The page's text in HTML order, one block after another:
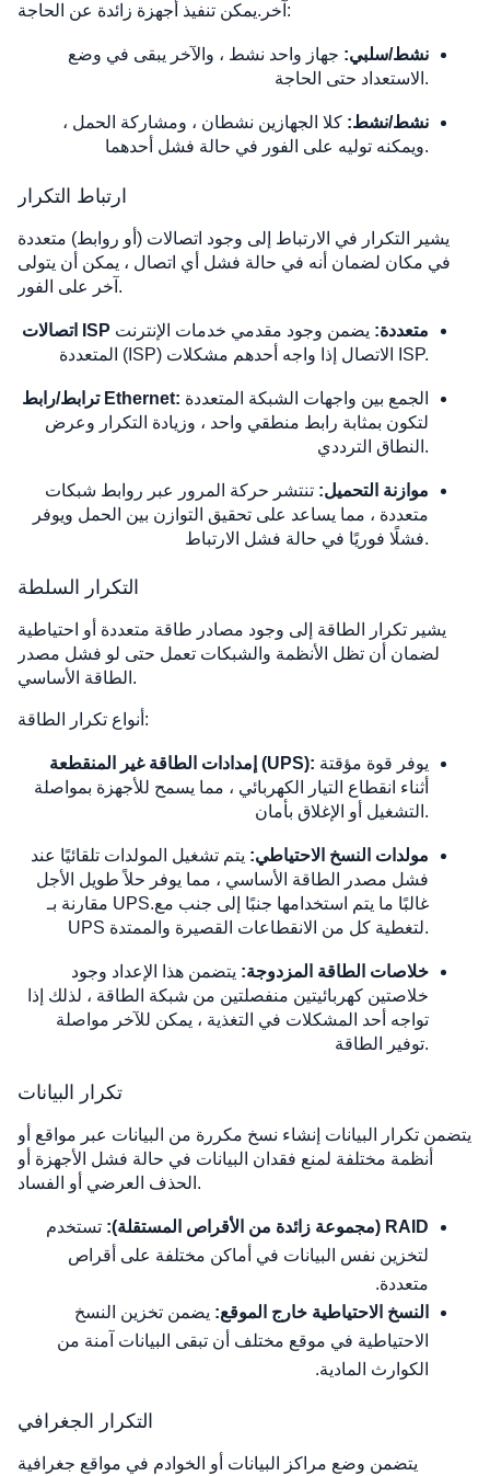
آخر.يمكن تنفيذ أجهزة زائدة عن الحاجة:
نشط/سلبي: جهاز واحد نشط ، والآخر يبقى في وضع
الاستعداد حتى الحاجة.
نشط/نشط: كلا الجهازين نشطان ، ومشاركة الحمل ،
ويمكنه توليه على الفور في حالة فشل أحدهما.
ارتباط التكرار
يشير التكرار في الارتباط إلى وجود اتصالات (أو روابط) متعددة
في مكان لضمان أنه في حالة فشل أي اتصال ، يمكن أن يتولى
آخر على الفور.
اتصالات ISP متعددة: يضمن وجود مقدمي خدمات الإنترنت
المتعددة (ISP) الاتصال إذا واجه أحدهم مشكلات ISP.
ترابط/رابط Ethernet:
لتكون بمثابة رابط منطقي واحد ، وزيادة التكرار وعرض
النطاق الترددي.
موازنة التحميل: تنتشر حركة المرور عبر روابط شبكات
متعددة ، مما يساعد على تحقيق التوازن بين الحمل ويوفر
فشلًا فوريًا في حالة فشل الارتباط.
التكرار السلطة
يشير تكرار الطاقة إلى وجود مصادر طاقة متعددة أو احتياطية
لضمان أن تظل الأنظمة والشبكات تعمل حتى لو فشل مصدر
الطاقة الأساسي.
أنواع تكرار الطاقة:
إمدادات الطاقة غير المنقطعة (UPS):
أثناء انقطاع التيار الكهربائي ، مما يسمح للأجهزة بمواصلة
التشغيل أو الإغلاق بأمان.
مولدات النسخ الاحتياطي: يتم تشغيل المولدات تلقائيًا عند
فشل مصدر الطاقة الأساسي ، مما يوفر حلاً طويل الأجل
مقارنة بـ UPS.غالبًا ما يتم استخدامها جنبًا إلى جنب مع
UPS لتغطية كل من الانقطاعات القصيرة والممتدة.
خلاصات الطاقة المزدوجة: يتضمن هذا الإعداد وجود
خلاصتين كهربائيتين منفصلتين من شبكة الطاقة ، لذلك إذا
تواجه أحد المشكلات في التغذية ، يمكن للآخر مواصلة
توفير الطاقة.
تكرار البيانات
يتضمن تكرار البيانات إنشاء نسخ مكررة من البيانات عبر مواقع أو
أنظمة مختلفة لمنع فقدان البيانات في حالة فشل الأجهزة أو
الحذف العرضي أو الفساد.
RAID (مجموعة زائدة من الأقراص المستقلة):
تستخدم
لتخزين نفس البيانات في أماكن مختلفة على أقراص
متعددة.
النسخ الاحتياطية خارج الموقع: يضمن تخزين النسخ
الاحتياطية في موقع مختلف أن تبقى البيانات آمنة من
الكوارث المادية.
التكرار الجغرافي
يتضمن وضع مراكز البيانات أو الخوادم في مواقع جغرافية